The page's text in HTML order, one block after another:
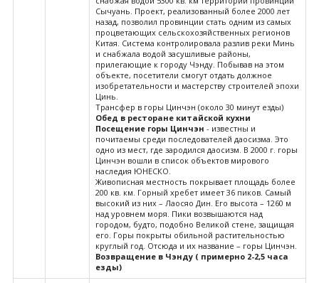
Сычуань. Проект, реализованный более 2000 лет
назад, позволил провинции стать одним из самых
процветающих сельскохозяйственных регионов
Китая. Система контролировала разлив реки Минь
и снабжала водой засушливые районы,
прилегающие к городу Чэнду. Побывав на этом
объекте, посетители смогут отдать должное
изобретательности и мастерству строителей эпохи
Цинь.
Трансфер в горы Цинчэн (около 30 минут езды)
Обед в ресторане китайской кухни
Посещение горы Цинчэн - известны и
почитаемы среди последователей даосизма. Это
одно из мест, где зародился даосизм. В 2000 г. горы
Цинчэн вошли в список объектов мирового
наследия ЮНЕСКО.
Живописная местность покрывает площадь более
200 кв. км. Горный хребет имеет 36 пиков. Самый
высокий из них – Лаосяо Дин. Его высота – 1260 м
над уровнем моря. Пики возвышаются над
городом, будто, подобно Великой стене, защищая
его. Горы покрыты обильной растительностью
круглый год. Отсюда и их название – горы Цинчэн.
Возвращение в Чэнду ( примерно 2-2,5 часа
езды)